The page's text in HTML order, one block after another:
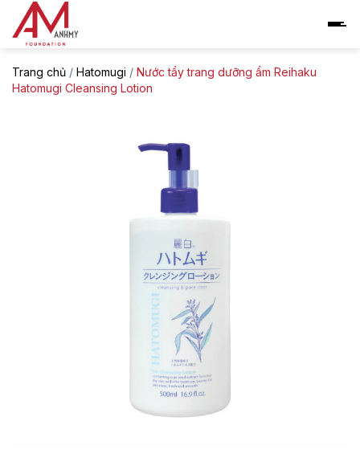
content
Trang chủ / Hatomugi / Nước tẩy trang dưỡng ẩm Reihaku
Hatomugi Cleansing Lotion